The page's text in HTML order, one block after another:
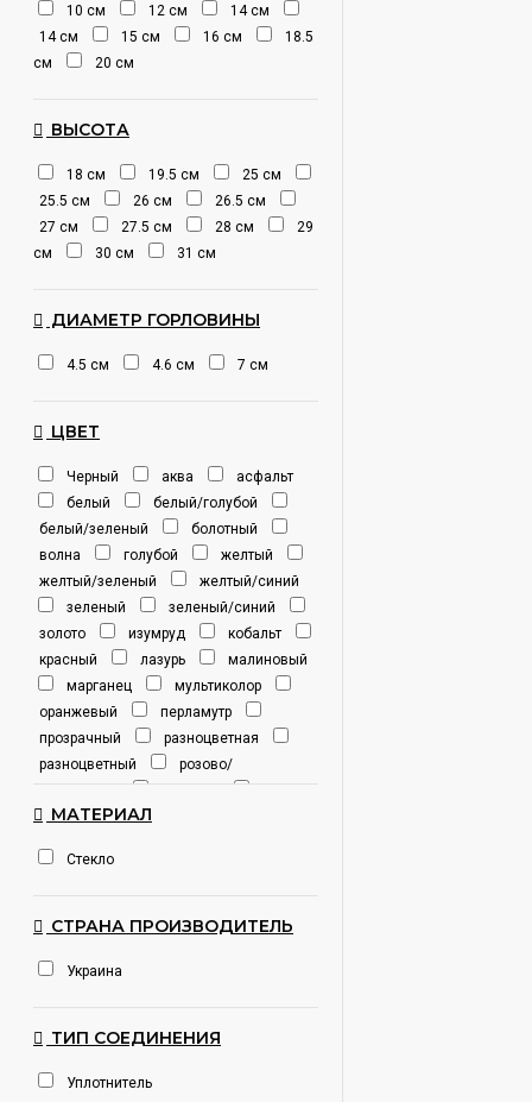
10 см 12 см
14 см
14 см
15 см 16 см
18.5
см
20 см
ВЫСОТА
18 см 19.5 см
25 см
25.5 см
26 см
26.5 см
27 см
27.5 см 28 см
29
см
30 см 31 см
ДИАМЕТР ГОРЛОВИНЫ
4.5 см 4.6 см 7 см
ЦВЕТ
Черный аква
асфальт
белый
белый/голубой
белый/зеленый
болотный
волна
голубой
желтый
желтый/зеленый
желтый/синий
зеленый
зеленый/синий
золото
изумруд
кобальт
красный
лазурь
малиновый
марганец
мультиколор
оранжевый
перламутр
прозрачный
разноцветная
разноцветный
розово/
розовый/фиолетовый
синий
МАТЕРИАЛ
Стекло
СТРАНА ПРОИЗВОДИТЕЛЬ
Украина
ТИП СОЕДИНЕНИЯ
Уплотнитель